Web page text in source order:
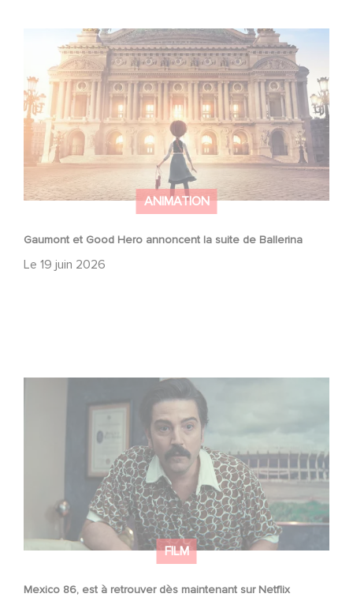
ANIMATION
Gaumont et Good Hero annoncent la suite de Ballerina
Le 19 juin 2026
Gaumont et Good Hero annoncent la suite de Ballerina
FILM
Mexico 86, est à retrouver dès maintenant sur Netflix
Mexico 86, est à retrouver dès maintenant sur Netflix